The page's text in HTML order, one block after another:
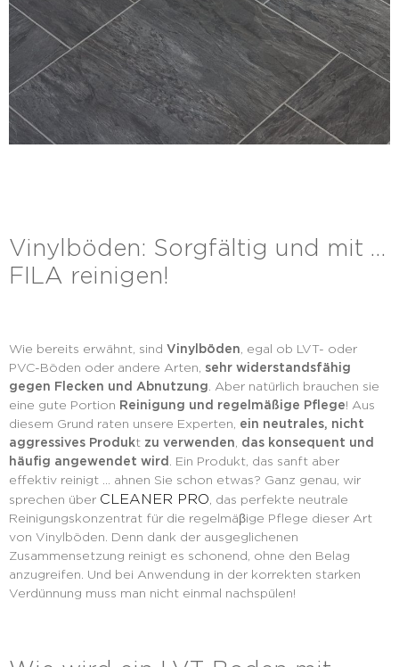
Vinylböden: Sorgfältig und mit …
FILA reinigen!
Wie bereits erwähnt, sind Vinylböden, egal ob LVT- oder
PVC-Böden oder andere Arten, sehr widerstandsfähig
gegen Flecken und Abnutzung. Aber natürlich brauchen sie
eine gute Portion Reinigung und regelmäßige Pflege! Aus
diesem Grund raten unsere Experten, ein neutrales, nicht
aggressives Produkt zu verwenden, das konsequent und
häufig angewendet wird . Ein Produkt, das sanft aber
effektiv reinigt … ahnen Sie schon etwas? Ganz genau, wir
sprechen über CLEANER PRO, das perfekte neutrale
Reinigungskonzentrat für die regelmäβige Pflege dieser Art
von Vinylböden. Denn dank der ausgeglichenen
Zusammensetzung reinigt es schonend, ohne den Belag
anzugreifen. Und bei Anwendung in der korrekten starken
Verdünnung muss man nicht einmal nachspülen!